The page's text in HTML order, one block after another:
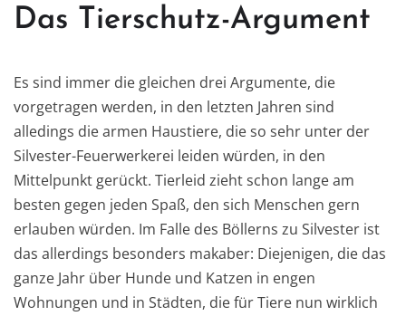
Das Tierschutz-Argument
Es sind immer die gleichen drei Argumente, die
vorgetragen werden, in den letzten Jahren sind
alledings die armen Haustiere, die so sehr unter der
Silvester-Feuerwerkerei leiden würden, in den
Mittelpunkt gerückt. Tierleid zieht schon lange am
besten gegen jeden Spaß, den sich Menschen gern
erlauben würden. Im Falle des Böllerns zu Silvester ist
das allerdings besonders makaber: Diejenigen, die das
ganze Jahr über Hunde und Katzen in engen
Wohnungen und in Städten, die für Tiere nun wirklich